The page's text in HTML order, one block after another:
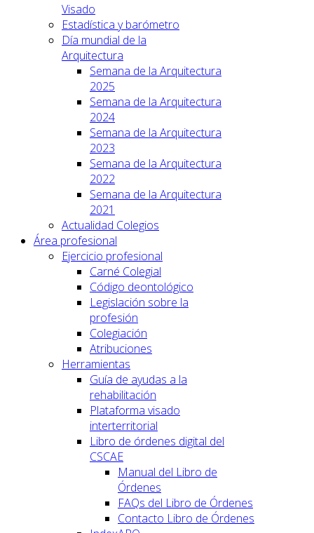
Visado
Estadística y barómetro
Día mundial de la
Arquitectura
Semana de la Arquitectura
2025
Semana de la Arquitectura
2024
Semana de la Arquitectura
2023
Semana de la Arquitectura
2022
Semana de la Arquitectura
2021
Actualidad Colegios
Área profesional
Ejercicio profesional
Carné Colegial
Código deontológico
Legislación sobre la
profesión
Colegiación
Atribuciones
Herramientas
Guía de ayudas a la
rehabilitación
Plataforma visado
interterritorial
Libro de órdenes digital del
CSCAE
Manual del Libro de
Órdenes
FAQs del Libro de Órdenes
Contacto Libro de Órdenes